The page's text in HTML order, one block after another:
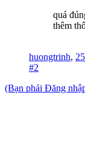
quá
thêm
huongtrinh,
#2
(Bạn phải Đăng